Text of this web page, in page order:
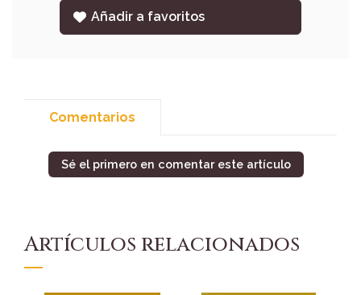
Añadir a favoritos
Comentarios
Sé el primero en comentar este artículo
Artículos relacionados